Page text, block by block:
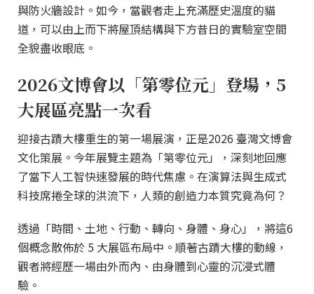
與防火牆設計。如今，當觀者走上充滿歷史溫度的貓
道，可以由上而下將屋頂結構與下方昔日的實驗室空間
全貌盡收眼底。
2026文博會以「第零位元」登場，5
大展區亮點一次看
迎接古蹟大樓重生的第一場展演，正是2026 臺灣文博會
文化策展。今年展覽主題為「第零位元」，深刻地回應
了當下人工智快速發展的時代焦慮。在演算法與生成式
科技席捲全球的洪流下，人類的創造力本質究竟為何？
透過「時間、土地、行動、轉向、身體、身心」，將這6
個概念散佈於 5 大展區布局中。順著古蹟大樓的動線，
觀者將經歷一場由外而內、由身體到心靈的沉浸式體
驗。